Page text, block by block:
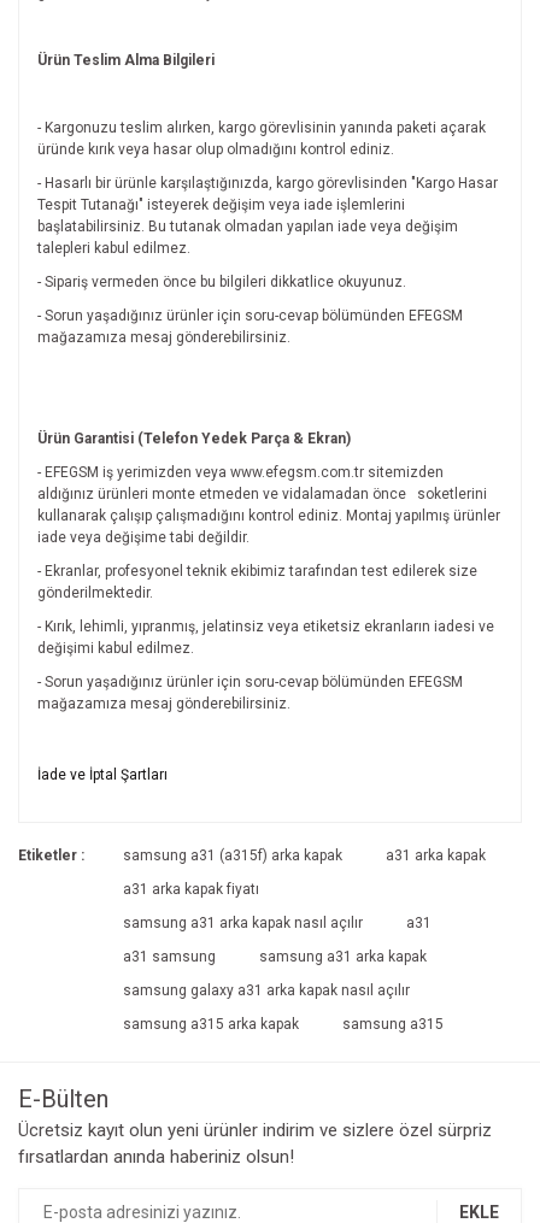
Ürün Teslim Alma Bilgileri
- Kargonuzu teslim alırken, kargo görevlisinin yanında paketi açarak
üründe kırık veya hasar olup olmadığını kontrol ediniz.
- Hasarlı bir ürünle karşılaştığınızda, kargo görevlisinden "Kargo Hasar
Tespit Tutanağı" isteyerek değişim veya iade işlemlerini
başlatabilirsiniz. Bu tutanak olmadan yapılan iade veya değişim
talepleri kabul edilmez.
- Sipariş vermeden önce bu bilgileri dikkatlice okuyunuz.
- Sorun yaşadığınız ürünler için soru-cevap bölümünden EFEGSM
mağazamıza mesaj gönderebilirsiniz.
Ürün Garantisi (Telefon Yedek Parça & Ekran)
- EFEGSM iş yerimizden veya www.efegsm.com.tr sitemizden
aldığınız ürünleri monte etmeden ve vidalamadan önce
soketlerini
kullanarak çalışıp çalışmadığını kontrol ediniz. Montaj yapılmış ürünler
iade veya değişime tabi değildir.
- Ekranlar, profesyonel teknik ekibimiz tarafından test edilerek size
gönderilmektedir.
- Kırık, lehimli, yıpranmış, jelatinsiz veya etiketsiz ekranların iadesi ve
değişimi kabul edilmez.
- Sorun yaşadığınız ürünler için soru-cevap bölümünden EFEGSM
mağazamıza mesaj gönderebilirsiniz.
Yorum Yaz
Bu ürünün fiyat bilgisi, resim, ürün açıklamalarında ve diğer
Görüş ve önerileriniz için teşekkür ederiz.
İade ve İptal Şartları
tıklayınız.
Etiketler : samsung a31 (a315f) arka kapak
a31 arka kapak
a31 arka kapak fiyatı
samsung a31 arka kapak nasıl açılır
a31
a31 samsung
samsung a31 arka kapak
samsung galaxy a31 arka kapak nasıl açılır
samsung a315 arka kapak
samsung a315
E-Bülten
Ücretsiz kayıt olun yeni ürünler indirim ve sizlere özel sürpriz
fırsatlardan anında haberiniz olsun!
EKLE